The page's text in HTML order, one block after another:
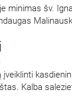
minimas šv.
įveiklinti
Kalba
veda Miglė